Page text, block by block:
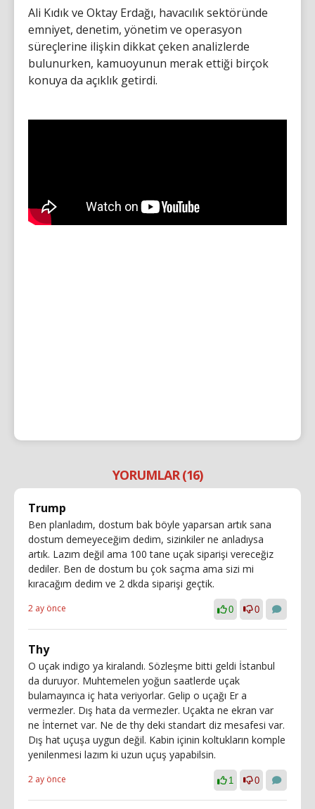
Ali Kıdık ve Oktay Erdağı, havacılık sektöründe
emniyet, denetim, yönetim ve operasyon
süreçlerine ilişkin dikkat çeken analizlerde
bulunurken, kamuoyunun merak ettiği birçok
konuya da açıklık getirdi.
YORUMLAR (16)
Trump
Ben planladım, dostum bak böyle yaparsan artık sana
dostum demeyeceğim dedim, sizinkiler ne anladıysa
artık. Lazım değil ama 100 tane uçak siparişi vereceğiz
dediler. Ben de dostum bu çok saçma ama sizi mi
kıracağım dedim ve 2 dkda siparişi geçtik.
2 ay önce 0 0
Thy
O uçak indigo ya kiralandı. Sözleşme bitti geldi İstanbul
da duruyor. Muhtemelen yoğun saatlerde uçak
bulamayınca iç hata veriyorlar. Gelip o uçağı Er a
vermezler. Dış hata da vermezler. Uçakta ne ekran var
ne İnternet var. Ne de thy deki standart diz mesafesi var.
Dış hat uçuşa uygun değil. Kabin içinin koltukların komple
yenilenmesi lazım ki uzun uçuş yapabilsin.
2 ay önce 1 0